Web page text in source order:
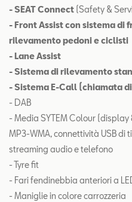
- SEAT Connect (Safety &
- Front Assist con sistema di
rilevamento pedoni e ciclisti
- Lane Assist
- Sistema di rilevamento
- Sistema E-Call (chiamata
- DAB
- Media SYTEM Colour
MP3-WMA, connettività USB di
streaming audio e telefono
- Tyre fit
- Fari fendinebbia anteriori a
- Maniglie in colore carrozzeria